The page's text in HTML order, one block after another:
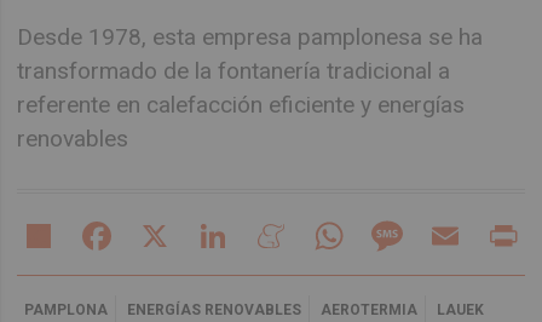
Desde 1978, esta empresa pamplonesa se ha
transformado de la fontanería tradicional a
referente en calefacción eficiente y energías
renovables
Share Facebook LinkedIn MeneameWhatsAppMessageEmail
PAMPLONA ENERGÍAS RENOVABLES AEROTERMIA LAUEK